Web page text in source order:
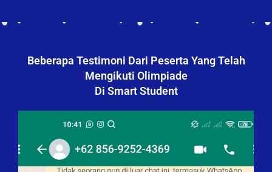
Beberapa Testimoni Dari Peserta Yang Telah
Mengikuti Olimpiade
Di Smart Student